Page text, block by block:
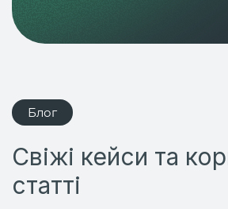
Блог
Свіжі кейси та
статті